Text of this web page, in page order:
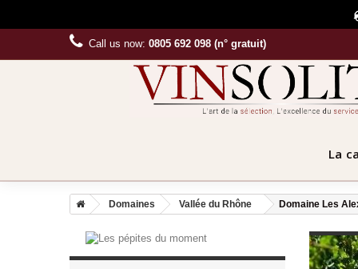
Call us now: 0805 692 098 (n° gratuit)
La
Domaines Vallée du Rhône Domaine Les